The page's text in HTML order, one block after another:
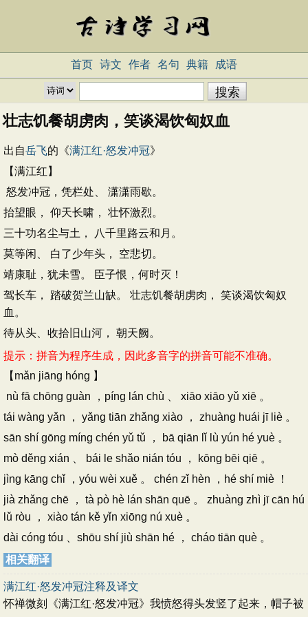
首页 诗文 作者 名句 典籍 成语
壮志饥餐胡虏肉，笑谈渴饮匈奴血
出自岳飞的《满江红·怒发冲冠》
【满江红】
怒发冲冠，凭栏处、 潇潇雨歇。
抬望眼， 仰天长啸， 壮怀激烈。
三十功名尘与土， 八千里路云和月。
莫等闲、 白了少年头， 空悲切。
靖康耻，犹未雪。 臣子恨，何时灭！
驾长车， 踏破贺兰山缺。 壮志饥餐胡虏肉， 笑谈渴饮匈奴
血。
待从头、收拾旧山河， 朝天阙。
提示：拼音为程序生成，因此多音字的拼音可能不准确。
【mǎn jiāng hóng 】
nù fā chōng guàn ，píng lán chù 、 xiāo xiāo yǔ xiē 。
tái wàng yǎn ， yǎng tiān zhǎng xiào ， zhuàng huái jī liè 。
sān shí gōng míng chén yǔ tǔ ， bā qiān lǐ lù yún hé yuè 。
mò děng xián 、 bái le shǎo nián tóu ， kōng bēi qiē 。
jìng kāng chǐ ，yóu wèi xuě 。 chén zǐ hèn ，hé shí miè ！
jià zhǎng chē ， tà pò hè lán shān quē 。 zhuàng zhì jī cān hú
lǔ ròu ， xiào tán kě yǐn xiōng nú xuè 。
dài cóng tóu 、shōu shí jiù shān hé ， cháo tiān què 。
相关翻译
满江红·怒发冲冠注释及译文
怀禅微刻《满江红·怒发冲冠》我愤怒得头发竖了起来，帽子被